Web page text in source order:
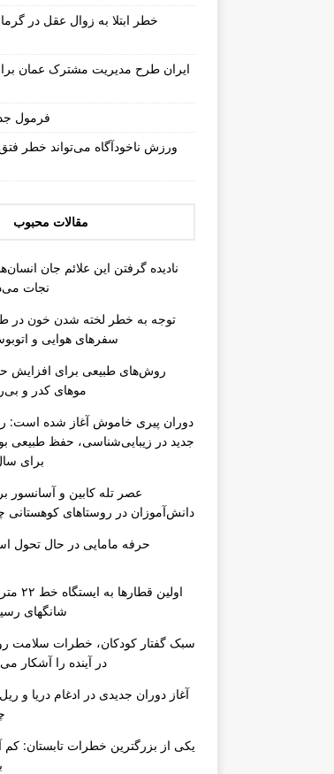
خطر ابتلا به زوال عقل در
ایران طرح مدیریت مشترک عمان
فرمول
ورزش ناخودآگاه می‌تواند خطر
مقالات محبوب
نادیده گرفتن این علائم جان
نجات
توجه به خطر لخته شدن خون در
سفرهای هوایی و
روش‌های طبیعی برای افزایش
موهای کدر و
دوران پیری خاموش آغاز شده است:
جدید در زیبایی‌شناسی، حفظ طبیعی
برای
عصر تله کابین و آسانسور
دانش‌آموزان در روستاهای کوهستانی
حرفه مامایی در حال تحول
اولین قطارها به
شانگهای
سبک گفتار کودکان، خطرات سلامت
در آینده را آشکار
آغاز دوران جدیدی در ادغام دریا و
یکی از بزرگترین خطرات تابستان: کم